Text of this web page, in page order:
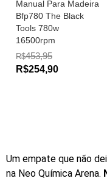
Manual Para Madeira
Bfp780 The Black
Tools 780w
16500rpm
R$453,95
R$254,90
Um empate que não
na Neo Química Arena.